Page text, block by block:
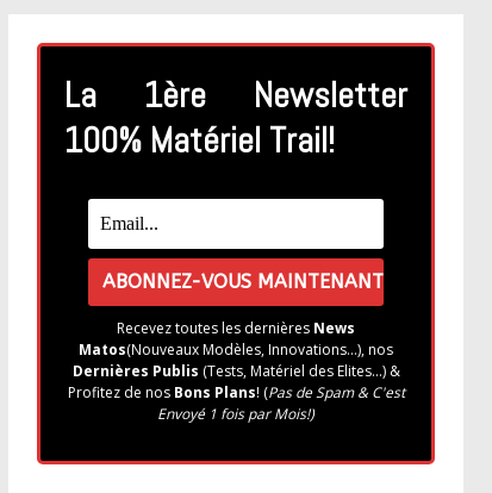
La 1ère Newsletter
100% Matériel Trail!
Recevez toutes les dernières News
Matos(Nouveaux Modèles, Innovations...), nos
Dernières Publis (Tests, Matériel des Elites...) &
Profitez de nosBons Plans! (Pas de Spam & C'est
Envoyé 1 fois par Mois!)